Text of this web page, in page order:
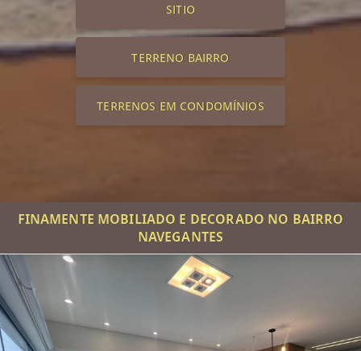
SITIO
TERRENO BAIRRO
TERRENOS EM CONDOMÍNIOS
FINAMENTE MOBILIADO E DECORADO NO BAIRRO
NAVEGANTES